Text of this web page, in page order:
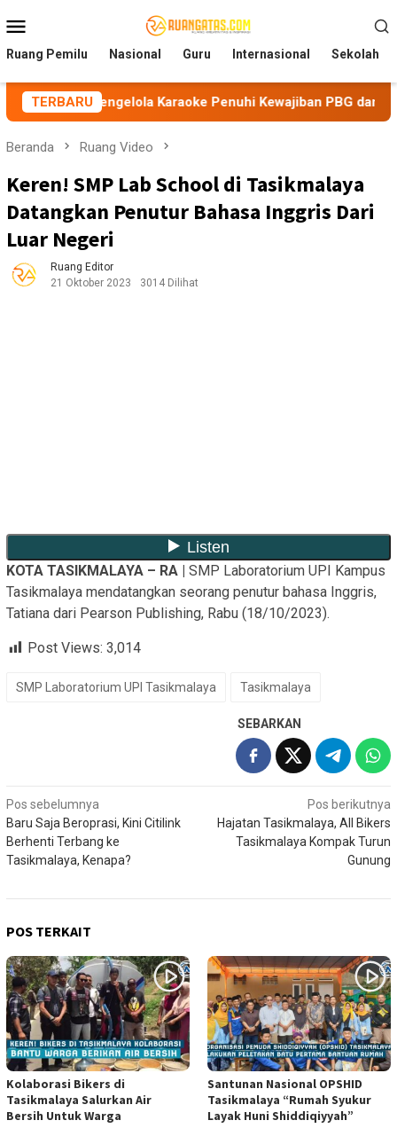
ke
kontenMobile
Ruang Pemilu Nasional Guru Internasional Sekolah
TERBARU
Pengelola Karaoke Penuhi Kewajiban PBG dan SLF
Beranda Ruang Video
Keren! SMP Lab School di Tasikmalaya
Datangkan Penutur Bahasa Inggris Dari
Luar Negeri
Ruang Editor
21 Oktober 2023
3014 Dilihat
KOTA TASIKMALAYA – RA |
SMP Laboratorium UPI Kampus
Tasikmalaya mendatangkan seorang penutur bahasa Inggris,
Tatiana dari Pearson Publishing, Rabu (18/10/2023).
Post Views: 3,014
SMP Laboratorium UPI Tasikmalaya Tasikmalaya
SEBARKAN
Navigasi
pos
Pos sebelumnya
Baru Saja Beroprasi, Kini Citilink
Berhenti Terbang ke
Tasikmalaya, Kenapa?
Pos berikutnya
Hajatan Tasikmalaya, All Bikers
Tasikmalaya Kompak Turun
Gunung
POS TERKAIT
Kolaborasi Bikers di
Tasikmalaya Salurkan Air
Bersih Untuk Warga
Santunan Nasional OPSHID
Tasikmalaya “Rumah Syukur
Layak Huni Shiddiqiyyah”